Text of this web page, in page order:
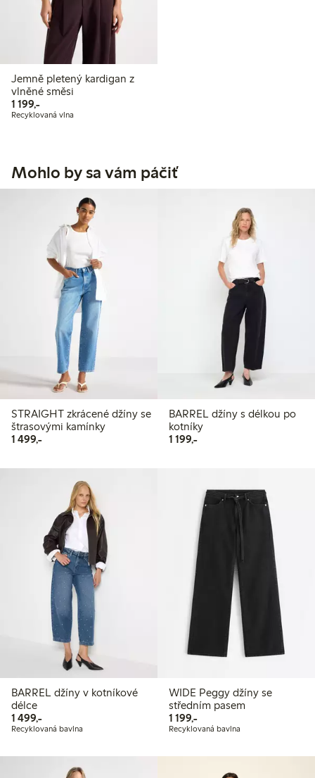
Jemně pletený kardigan z
vlněné směsi
1 199,-1 199,00 Kč
Recyklovaná vlna
Mohlo by sa vám páčiť
STRAIGHT zkrácené džíny se
štrasovými kamínky
1 499,-1 499,00 Kč
BARREL džíny s délkou po
kotníky
1 199,-1 199,00 Kč
BARREL džíny v kotníkové
délce
1 499,-1 499,00 Kč
Recyklovaná bavlna
WIDE Peggy džíny se
středním pasem
1 199,-1 199,00 Kč
Recyklovaná bavlna